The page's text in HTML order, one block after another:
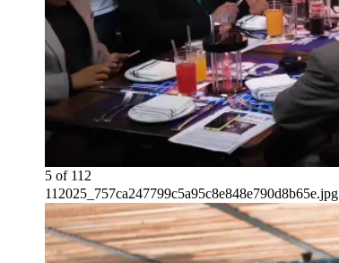
5 of 112
112025_757ca247799c5a95c8e848e790d8b65e.jpg